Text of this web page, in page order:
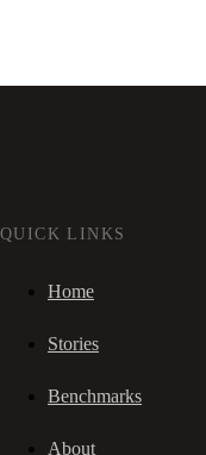
QUICK LINKS
Home
Stories
Benchmarks
About